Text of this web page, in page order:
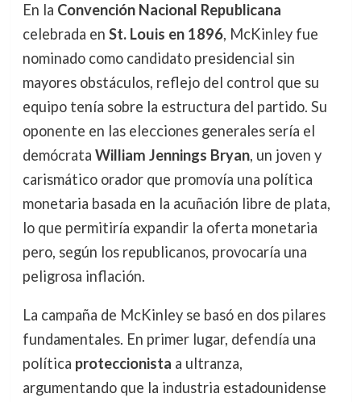
En la Convención Nacional Republicana
celebrada en St. Louis en 1896, McKinley fue
nominado como candidato presidencial sin
mayores obstáculos, reflejo del control que su
equipo tenía sobre la estructura del partido. Su
oponente en las elecciones generales sería el
demócrata William Jennings Bryan, un joven y
carismático orador que promovía una política
monetaria basada en la acuñación libre de plata,
lo que permitiría expandir la oferta monetaria
pero, según los republicanos, provocaría una
peligrosa inflación.
La campaña de McKinley se basó en dos pilares
fundamentales. En primer lugar, defendía una
política proteccionista a ultranza,
argumentando que la industria estadounidense